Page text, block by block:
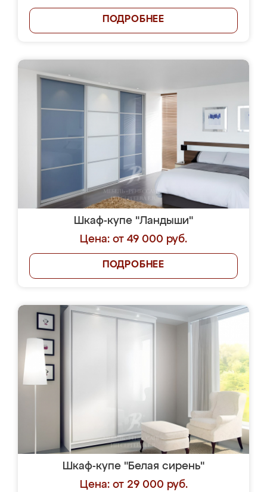
ПОДРОБНЕЕ
Шкаф-купе "Ландыши"
Цена: от 49 000 руб.
ПОДРОБНЕЕ
Шкаф-купе "Белая сирень"
Цена: от 29 000 руб.